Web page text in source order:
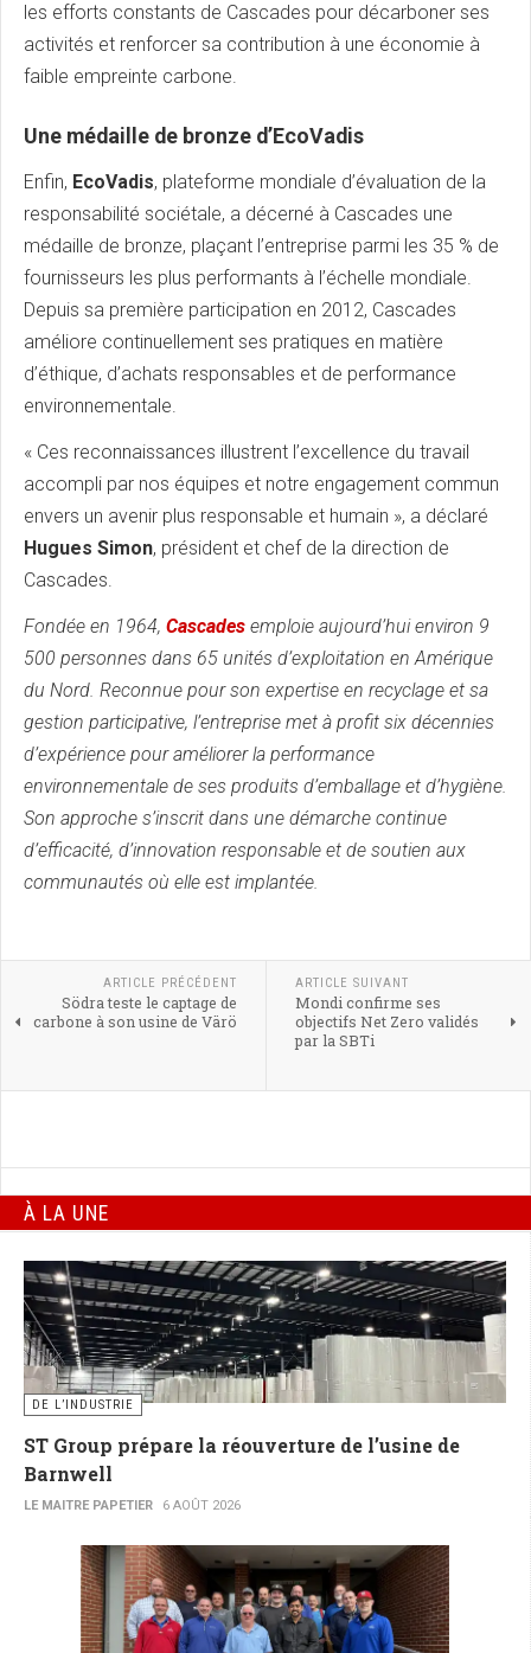
les efforts constants de Cascades pour décarboner ses
activités et renforcer sa contribution à une économie à
faible empreinte carbone.
Une médaille de bronze d’EcoVadis
Enfin, EcoVadis, plateforme mondiale d’évaluation de la
responsabilité sociétale, a décerné à Cascades une
médaille de bronze, plaçant l’entreprise parmi les 35 % de
fournisseurs les plus performants à l’échelle mondiale.
Depuis sa première participation en 2012, Cascades
améliore continuellement ses pratiques en matière
d’éthique, d’achats responsables et de performance
environnementale.
« Ces reconnaissances illustrent l’excellence du travail
accompli par nos équipes et notre engagement commun
envers un avenir plus responsable et humain », a déclaré
Hugues Simon, président et chef de la direction de
Cascades.
Fondée en 1964, Cascades emploie aujourd’hui environ 9
500 personnes dans 65 unités d’exploitation en Amérique
du Nord. Reconnue pour son expertise en recyclage et sa
gestion participative, l’entreprise met à profit six décennies
d’expérience pour améliorer la performance
environnementale de ses produits d’emballage et d’hygiène.
Son approche s’inscrit dans une démarche continue
d’efficacité, d’innovation responsable et de soutien aux
communautés où elle est implantée.
ARTICLE PRÉCÉDENT
Södra teste le captage de
carbone à son usine de Värö
ARTICLE SUIVANT
Mondi confirme ses
objectifs Net Zero validés
par la SBTi
À LA UNE
DE L’INDUSTRIE
ST Group prépare la réouverture de l’usine de
Barnwell
LE MAITRE PAPETIER 6 AOÛT 2026